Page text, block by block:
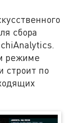
сбора
режиме
строит по